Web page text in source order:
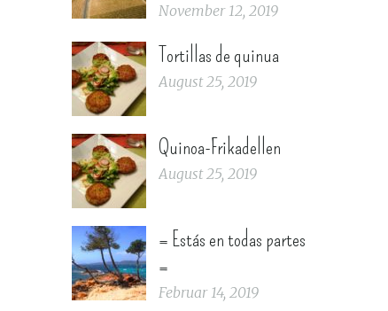
November 12, 2019
Tortillas de quinua
August 25, 2019
Quinoa-Frikadellen
August 25, 2019
= Estás en todas partes
=
Februar 14, 2019